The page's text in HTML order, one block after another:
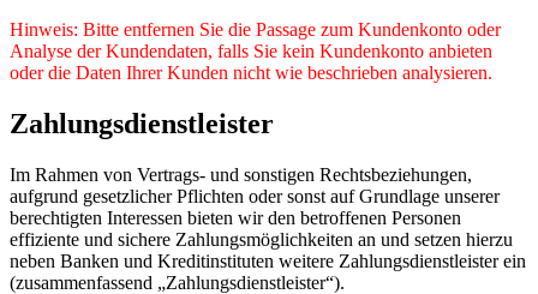
Hinweis: Bitte entfernen Sie die Passage zum Kundenkonto oder
Analyse der Kundendaten, falls Sie kein Kundenkonto anbieten
oder die Daten Ihrer Kunden nicht wie beschrieben analysieren.
Zahlungsdienstleister
Im Rahmen von Vertrags- und sonstigen Rechtsbeziehungen,
aufgrund gesetzlicher Pflichten oder sonst auf Grundlage unserer
berechtigten Interessen bieten wir den betroffenen Personen
effiziente und sichere Zahlungsmöglichkeiten an und setzen hierzu
neben Banken und Kreditinstituten weitere Zahlungsdienstleister ein
(zusammenfassend „Zahlungsdienstleister“).